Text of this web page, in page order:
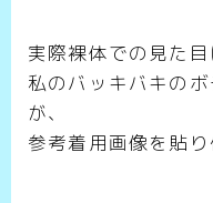
実際裸体での見た
私のバッキバキの
が、
参考着用画像を貼り